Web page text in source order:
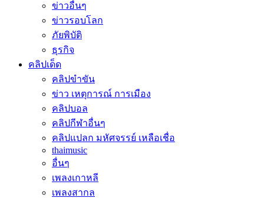
ข่าวอื่นๆ
ข่าวรอบโลก
ภัยพิบัติ
ธุรกิจ
คลิปเด็ด
คลิปขำขัน
ข่าว เหตุการณ์ การเมือง
คลิปบอล
คลิปกีฬาอื่นๆ
คลิปแปลก มหัศจรรย์ เหลือเชื่อ
thaimusic
อื่นๆ
เพลงเกาหลี
เพลงสากล